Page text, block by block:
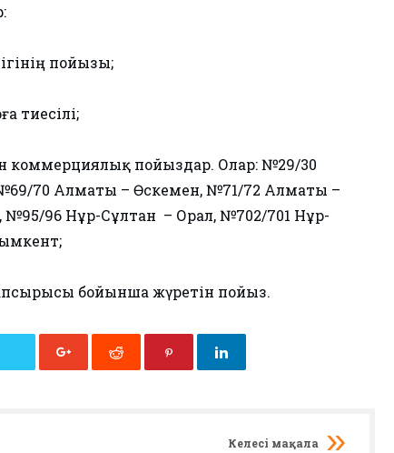
пойызы;
тиесілі;
коммерциялық пойыздар. Олар: №29/30
70 Алматы – Өскемен, №71/72 Алматы –
№95/96 Нұр-Сұлтан – Орал, №702/701 Нұр-
бойынша жүретін пойыз.
Келесі мақала